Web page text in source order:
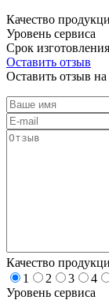
Качество
Уровень сервиса
Срок изготовления
Оставить отзыв
Оставить отзыв
Качество
1
2 3 4
Уровень сервиса